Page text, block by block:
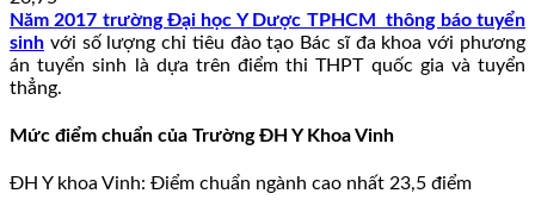
Năm 2017 trường Đại học Y Dược TPHCM thông báo tuyển
sinh với số lượng chỉ tiêu đào tạo Bác sĩ đa khoa với phương
án tuyển sinh là dựa trên điểm thi THPT quốc gia và tuyển
thẳng.
Mức điểm chuẩn của Trường ĐH Y Khoa Vinh
ĐH Y khoa Vinh: Điểm chuẩn ngành cao nhất 23,5 điểm